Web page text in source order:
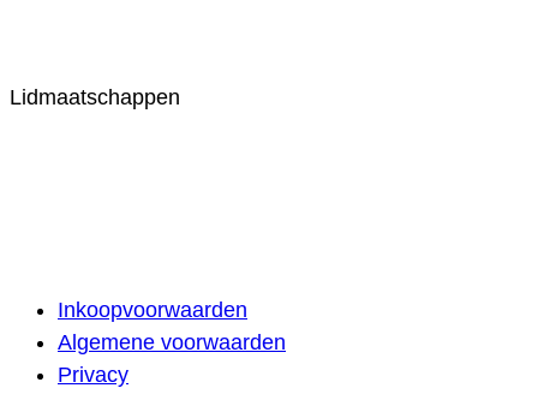
Lidmaatschappen
Inkoopvoorwaarden
Algemene voorwaarden
Privacy